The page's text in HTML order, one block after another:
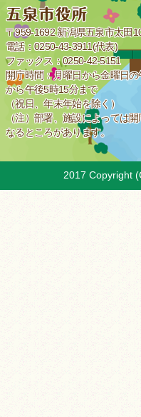
〒959-1692 新潟県五泉市太田
電話：0250-43-3911(代表)
ファックス：0250-42-5151
開庁時間：月曜日から金曜日
から午後5時15分まで
（祝日、年末年始を除く）
（注）部署、施設によっては
なるところがあります。
2017 Copyright